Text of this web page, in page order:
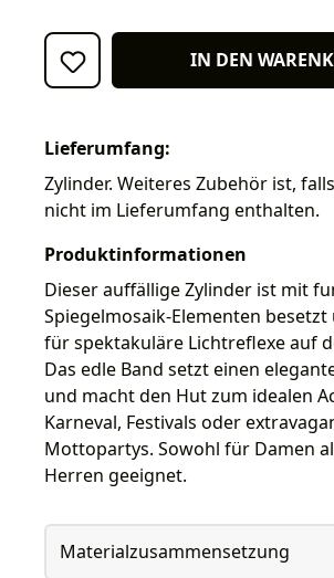
IN DEN
Lieferumfang:
Zylinder. Weiteres Zubehör ist,
nicht im Lieferumfang enthalten.
Produktinformationen
Dieser auffällige Zylinder ist mit
Spiegelmosaik-Elementen
für spektakuläre Lichtreflexe auf
Das edle Band setzt einen
und macht den Hut zum idealen
Karneval, Festivals oder
Mottopartys. Sowohl für Damen
Herren geeignet.
Materialzusammensetzung